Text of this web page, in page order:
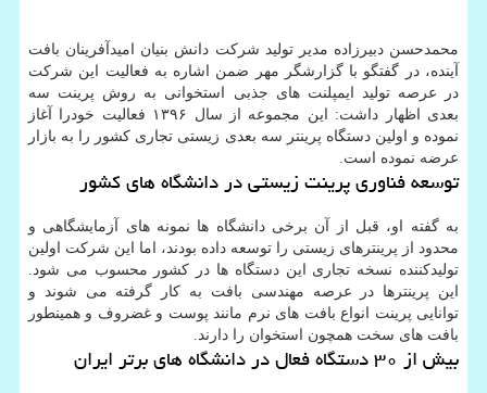
محمدحسن دبیرزاده مدیر تولید شرکت دانش بنیان امیدآفرینان بافت
آینده، در گفتگو با گزارشگر مهر ضمن اشاره به فعالیت این شرکت
در عرصه تولید ایمپلنت های جذبی استخوانی به روش پرینت سه
بعدی اظهار داشت: این مجموعه از سال ۱۳۹۶ فعالیت خودرا آغاز
نموده و اولین دستگاه پرینتر سه بعدی زیستی تجاری کشور را به بازار
عرضه نموده است.
توسعه فناوری پرینت زیستی در دانشگاه های کشور
به گفته او، قبل از آن برخی دانشگاه ها نمونه های آزمایشگاهی و
محدود از پرینترهای زیستی را توسعه داده بودند، اما این شرکت اولین
تولیدکننده نسخه تجاری این دستگاه ها در کشور محسوب می شود.
این پرینترها در عرصه مهندسی بافت به کار گرفته می شوند و
توانایی پرینت انواع بافت های نرم مانند پوست و غضروف و همینطور
بافت های سخت همچون استخوان را دارند.
بیش از ۳۰ دستگاه فعال در دانشگاه های برتر ایران